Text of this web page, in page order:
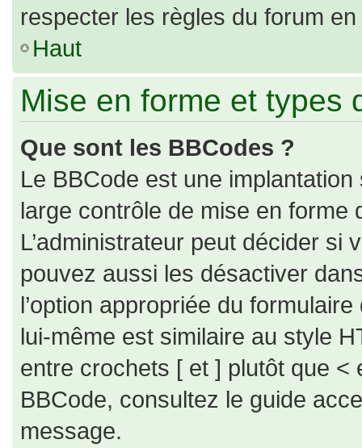
respecter les règles du forum
Haut
Mise en forme et types
Que sont les BBCodes ?
Le BBCode est une
large contrôle de mise en forme
L’administrateur peut décider
pouvez aussi les désactiver
l’option appropriée du
lui-même est similaire au style
entre crochets [ et ] plutôt que <
BBCode, consultez le guide
message.